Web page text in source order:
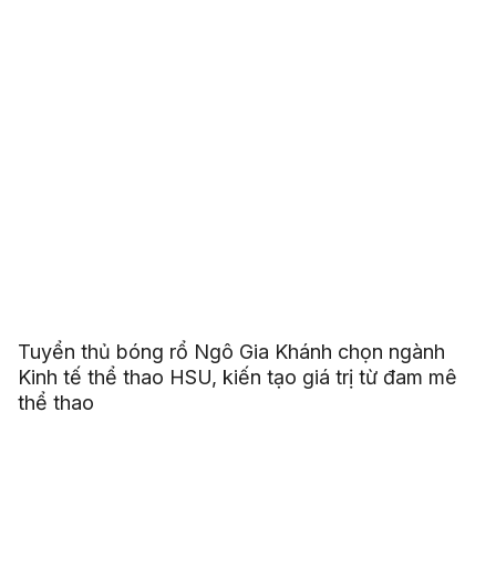
Tuyển thủ bóng rổ Ngô Gia Khánh chọn ngành
Kinh tế thể thao HSU, kiến tạo giá trị từ đam mê
thể thao